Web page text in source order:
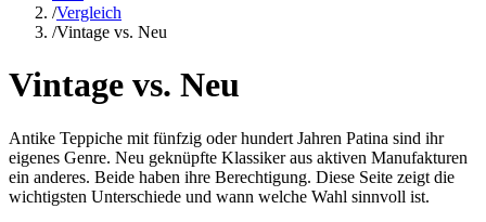
/Vergleich
/Vintage vs. Neu
Vintage vs. Neu
Antike Teppiche mit fünfzig oder hundert Jahren Patina sind ihr
eigenes Genre. Neu geknüpfte Klassiker aus aktiven Manufakturen
ein anderes. Beide haben ihre Berechtigung. Diese Seite zeigt die
wichtigsten Unterschiede und wann welche Wahl sinnvoll ist.